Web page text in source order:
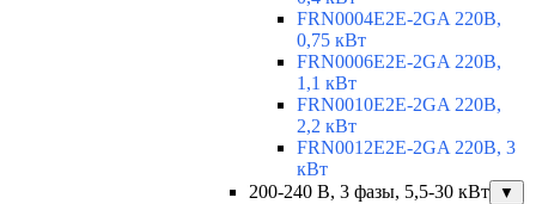
FRN0004E2E-2GA 220В,
0,75 кВт
FRN0006E2E-2GA 220В,
1,1 кВт
FRN0010E2E-2GA 220В,
2,2 кВт
FRN0012E2E-2GA 220В, 3
кВт
200-240 В, 3 фазы, 5,5-30 кВт
▼